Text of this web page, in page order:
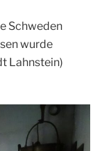
Schweden
wurde
Lahnstein)